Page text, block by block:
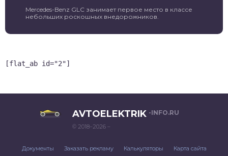
Mercedes-Benz GLC занимает первое место в классе
небольших роскошных внедорожников.
[flat_ab id="2"]
AVTOELEKTRIK -INFO.RU
© 2018–2026 –
Документы Заказать рекламу Калькуляторы Карта сайта